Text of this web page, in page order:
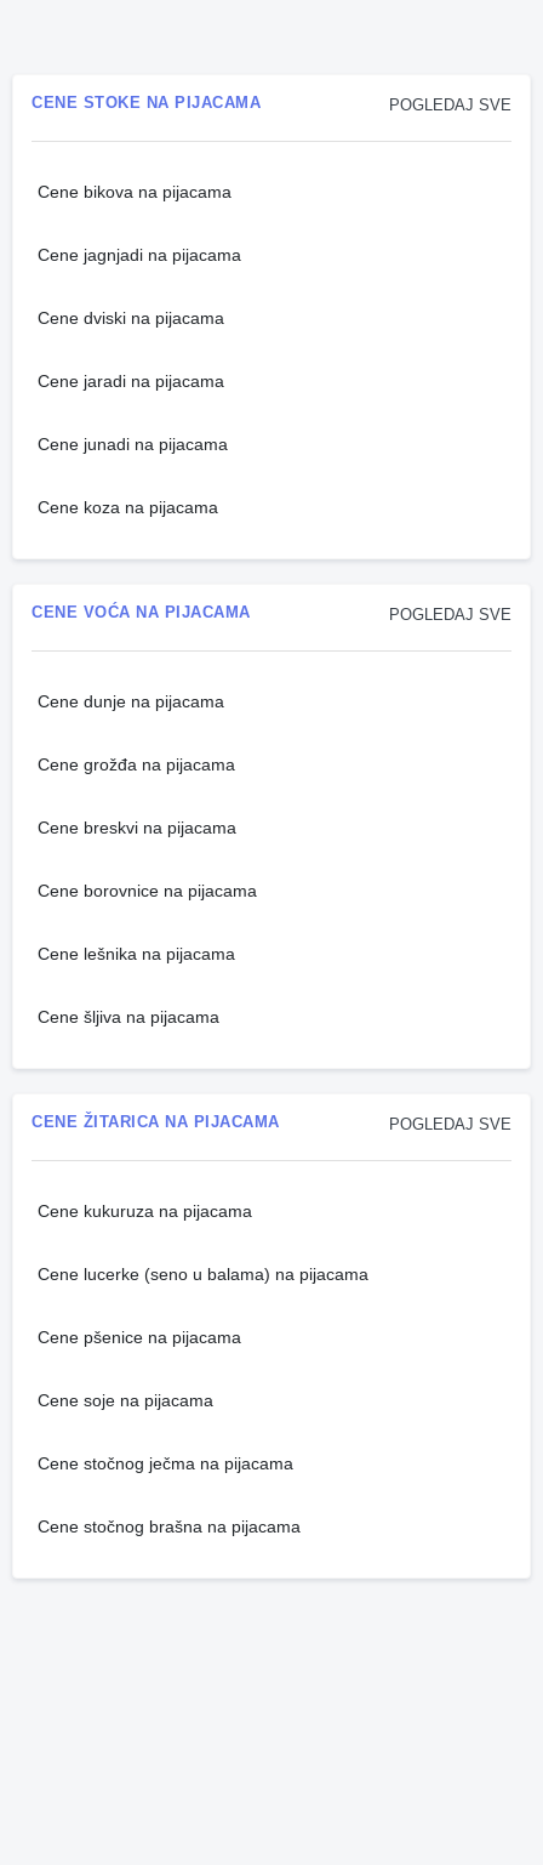
POGLEDAJ SVE
CENE STOKE NA PIJACAMA
Cene bikova na pijacama
Cene jagnjadi na pijacama
Cene dviski na pijacama
Cene jaradi na pijacama
Cene junadi na pijacama
Cene koza na pijacama
POGLEDAJ SVE
CENE VOĆA NA PIJACAMA
Cene dunje na pijacama
Cene grožđa na pijacama
Cene breskvi na pijacama
Cene borovnice na pijacama
Cene lešnika na pijacama
Cene šljiva na pijacama
POGLEDAJ SVE
CENE ŽITARICA NA PIJACAMA
Cene kukuruza na pijacama
Cene lucerke (seno u balama) na pijacama
Cene pšenice na pijacama
Cene soje na pijacama
Cene stočnog ječma na pijacama
Cene stočnog brašna na pijacama